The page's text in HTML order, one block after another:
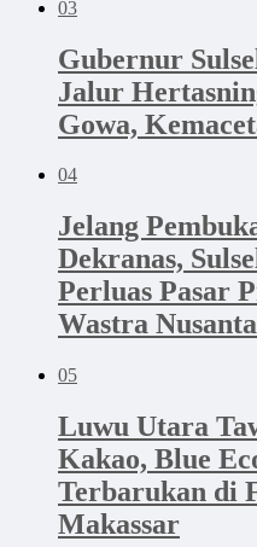
03
Gubernur
Jalur
Gowa,
04
Jelang
Dekranas,
Perluas Pasar
Wastra
05
Luwu Utara
Kakao, Blue
Terbarukan di
Makassar